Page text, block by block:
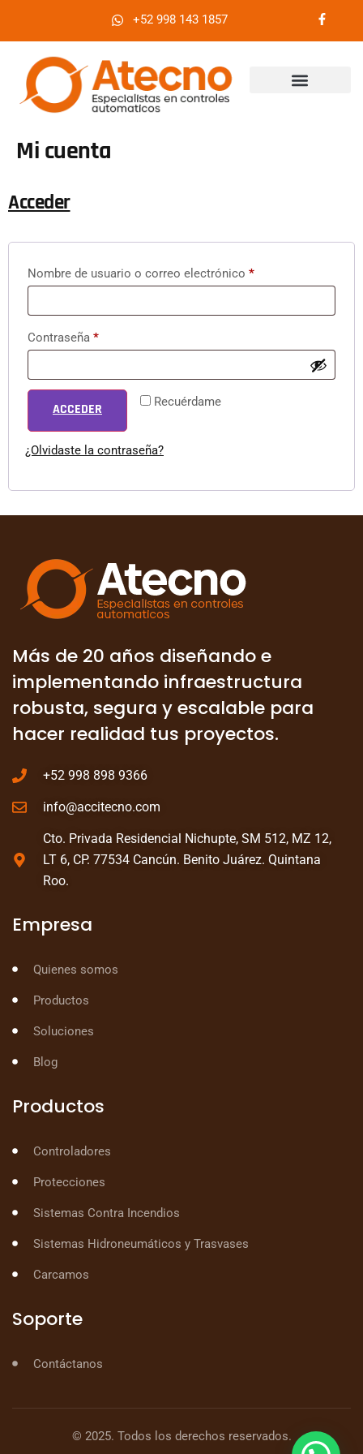
+52 998 143 1857
Mi cuenta
Acceder
Nombre de usuario o correo electrónico *
Contraseña *
Recuérdame
ACCEDER
¿Olvidaste la contraseña?
Más de 20 años diseñando e
implementando infraestructura
robusta, segura y escalable para
hacer realidad tus proyectos.
+52 998 898 9366
info@accitecno.com
Cto. Privada Residencial Nichupte, SM 512, MZ 12,
LT 6, CP. 77534 Cancún. Benito Juárez. Quintana
Roo.
Empresa
Quienes somos
Productos
Soluciones
Blog
Productos
Controladores
Protecciones
Sistemas Contra Incendios
Sistemas Hidroneumáticos y Trasvases
Carcamos
Soporte
Contáctanos
© 2025. Todos los derechos reservados.